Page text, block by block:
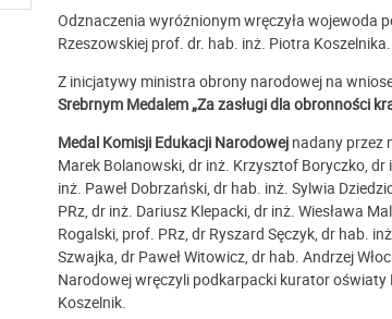
Odznaczenia wyróżnionym wręczyła wojewoda
Rzeszowskiej prof. dr. hab. inż. Piotra Koszelnika.
Z inicjatywy ministra obrony narodowej na
Srebrnym Medalem „Za zasługi dla obronności
Medal Komisji Edukacji Narodowej nadany przez
Marek Bolanowski, dr inż. Krzysztof Boryczko,
inż. Paweł Dobrzański, dr hab. inż. Sylwia
PRz, dr inż. Dariusz Klepacki, dr inż. Wiesława
Rogalski, prof. PRz, dr Ryszard Sęczyk, dr hab.
Szwajka, dr Paweł Witowicz, dr hab. Andrzej
Narodowej wręczyli podkarpacki kurator
Koszelnik.